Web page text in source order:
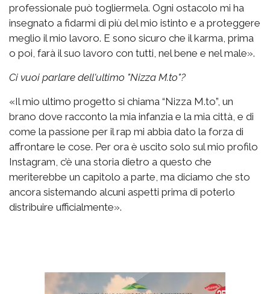
professionale può togliermela. Ogni ostacolo mi ha
insegnato a fidarmi di più del mio istinto e a proteggere
meglio il mio lavoro. E sono sicuro che il karma, prima
o poi, farà il suo lavoro con tutti, nel bene e nel male».
Ci vuoi parlare dell'ultimo "Nizza M.to"?
«Il mio ultimo progetto si chiama “Nizza M.to”, un
brano dove racconto la mia infanzia e la mia città, e di
come la passione per il rap mi abbia dato la forza di
affrontare le cose. Per ora è uscito solo sul mio profilo
Instagram, c’è una storia dietro a questo che
meriterebbe un capitolo a parte, ma diciamo che sto
ancora sistemando alcuni aspetti prima di poterlo
distribuire ufficialmente».